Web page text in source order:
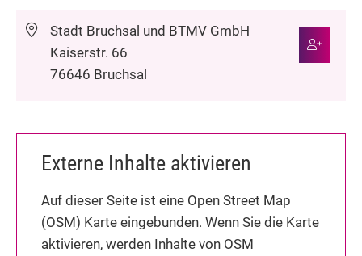
Stadt Bruchsal und BTMV GmbH
Kaiserstr. 66
76646 Bruchsal
Externe Inhalte aktivieren
Auf dieser Seite ist eine Open Street Map
(OSM) Karte eingebunden. Wenn Sie die Karte
aktivieren, werden Inhalte von OSM